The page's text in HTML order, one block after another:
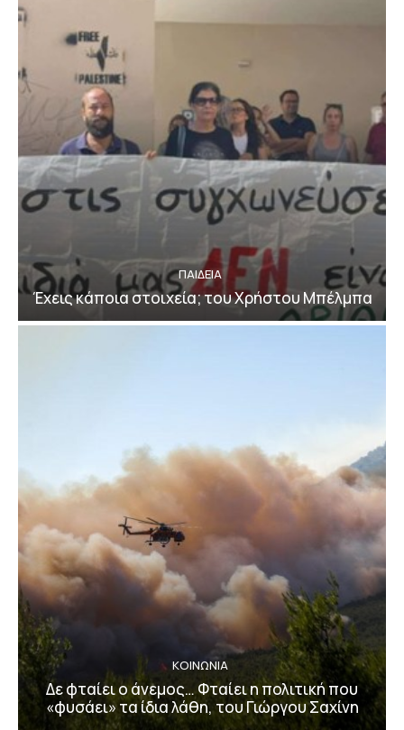
ΠΑΙΔΕΙΑ
Έχεις κάποια στοιχεία; του Χρήστου Μπέλμπα
ΚΟΙΝΩΝΙΑ
Δε φταίει ο άνεμος… Φταίει η πολιτική που
«φυσάει» τα ίδια λάθη, του Γιώργου Σαχίνη